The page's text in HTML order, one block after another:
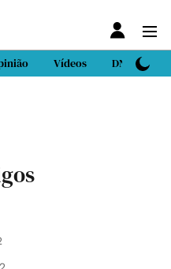
Vídeos DN Sport